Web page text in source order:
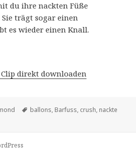
du ihre nackten Füße
trägt sogar einen
es wieder einen Knall.
direkt downloaden
Schlagwörter
ballons, Barfuss, crush, nackte